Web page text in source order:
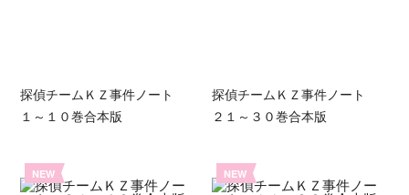
探偵チームＫＺ事件ノート
１～１０巻合本版
探偵チームＫＺ事件ノート
２１～３０巻合本版
NEW NEW